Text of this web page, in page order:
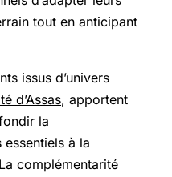
tout en anticipant
issus d’univers
d’Assas, apportent
la
à la
complémentarité